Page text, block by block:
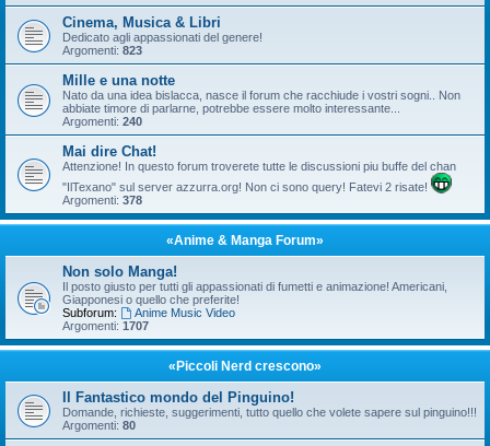
Cinema, Musica & Libri
Dedicato agli appassionati del genere!
Argomenti: 823
Mille e una notte
Nato da una idea bislacca, nasce il forum che racchiude i vostri sogni.. Non
abbiate timore di parlarne, potrebbe essere molto interessante...
Argomenti: 240
Mai dire Chat!
Attenzione! In questo forum troverete tutte le discussioni piu buffe del chan
"IlTexano" sul server azzurra.org! Non ci sono query! Fatevi 2 risate!
Argomenti: 378
«Anime & Manga Forum»
Non solo Manga!
Il posto giusto per tutti gli appassionati di fumetti e animazione! Americani,
Giapponesi o quello che preferite!
Subforum:
Anime Music Video
Argomenti: 1707
«Piccoli Nerd crescono»
Il Fantastico mondo del Pinguino!
Domande, richieste, suggerimenti, tutto quello che volete sapere sul pinguino!!!
Argomenti: 80